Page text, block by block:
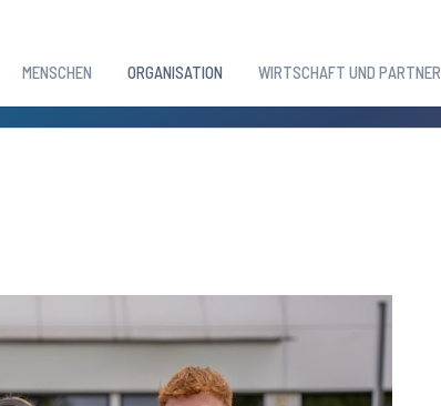
MENSCHEN ORGANISATION WIRTSCHAFT UND PARTNER